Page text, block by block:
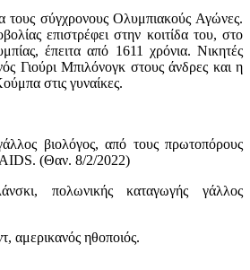
τους σύγχρονους Ολυμπιακούς Αγώνες.
επιστρέφει στην κοιτίδα του, στο
έπειτα από 1611 χρόνια. Νικητές
Γιούρι Μπιλόνογκ στους άνδρες και η
στις γυναίκες.
βιολόγος, από τους πρωτοπόρους
(Θαν. 8/2/2022)
πολωνικής καταγωγής γάλλος
αμερικανός ηθοποιός.